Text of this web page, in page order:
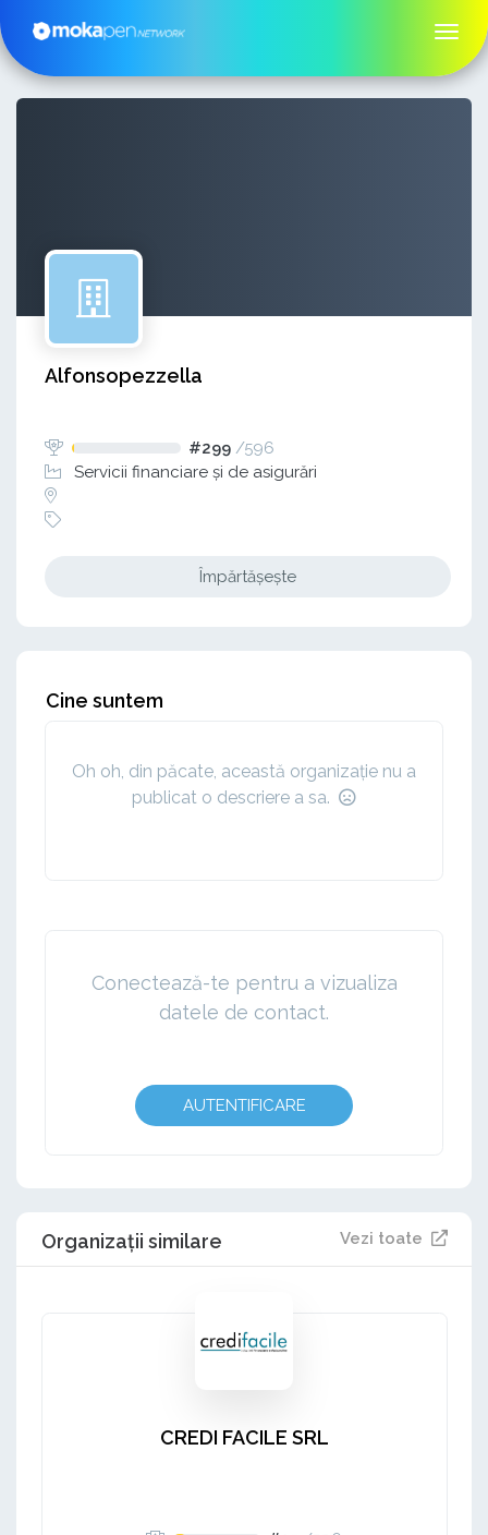
Alfonsopezzella
#299 /596
Servicii financiare și de asigurări
Împărtășește
Cine suntem
Oh oh, din păcate, această organizație nu a
publicat o descriere a sa.
Conectează-te pentru a vizualiza
datele de contact.
AUTENTIFICARE
Organizații similare Vezi toate
CREDI FACILE SRL